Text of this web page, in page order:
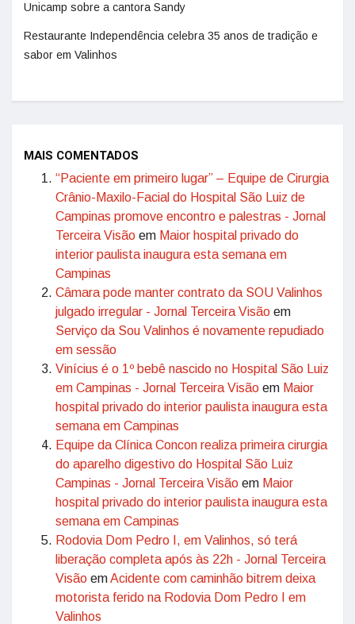
Unicamp sobre a cantora Sandy
Restaurante Independência celebra 35 anos de tradição e
sabor em Valinhos
MAIS COMENTADOS
“Paciente em primeiro lugar” – Equipe de Cirurgia
Crânio-Maxilo-Facial do Hospital São Luiz de
Campinas promove encontro e palestras - Jornal
Terceira Visão em Maior hospital privado do
interior paulista inaugura esta semana em
Campinas
Câmara pode manter contrato da SOU Valinhos
julgado irregular - Jornal Terceira Visão em
Serviço da Sou Valinhos é novamente repudiado
em sessão
Vinícius é o 1º bebê nascido no Hospital São Luiz
em Campinas - Jornal Terceira Visão em Maior
hospital privado do interior paulista inaugura esta
semana em Campinas
Equipe da Clínica Concon realiza primeira cirurgia
do aparelho digestivo do Hospital São Luiz
Campinas - Jornal Terceira Visão em Maior
hospital privado do interior paulista inaugura esta
semana em Campinas
Rodovia Dom Pedro I, em Valinhos, só terá
liberação completa após às 22h - Jornal Terceira
Visão emAcidente com caminhão bitrem deixa
motorista ferido na Rodovia Dom Pedro I em
Valinhos